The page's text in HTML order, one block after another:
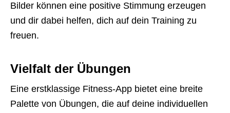
Bilder können eine positive Stimmung erzeugen
und dir dabei helfen, dich auf dein Training zu
freuen.
Vielfalt der Übungen
Eine erstklassige Fitness-App bietet eine breite
Palette von Übungen, die auf deine individuellen